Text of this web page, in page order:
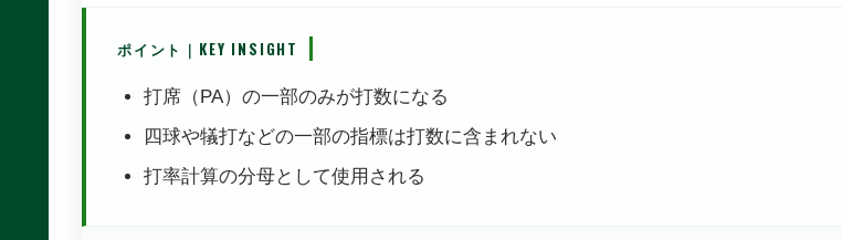
ポイント｜KEY INSIGHT
打席（PA）の一部のみが打数になる
四球や犠打などの一部の指標は打数に含まれない
打率計算の分母として使用される